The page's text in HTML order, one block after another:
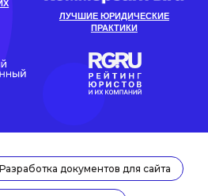
Разработка документов для сайта